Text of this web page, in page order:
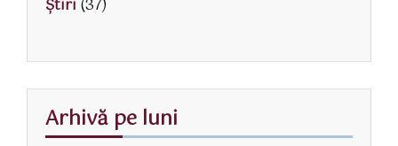
Știri (37)
Arhivă pe luni